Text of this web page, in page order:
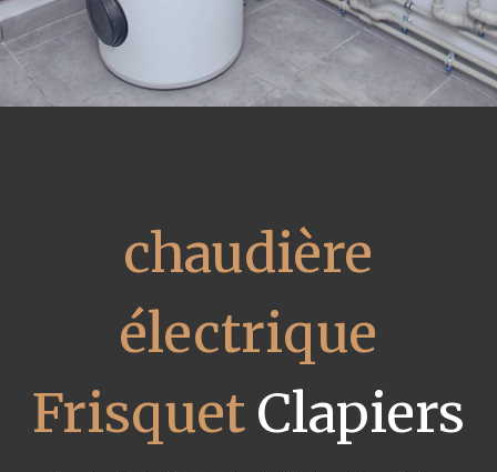
chaudière
électrique
FrisquetClapiers